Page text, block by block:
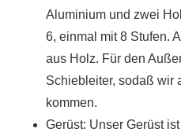
Aluminium und zwei
6, einmal mit 8 Stufen.
aus Holz. Für den
Schiebleiter, sodaß wir
kommen.
Gerüst: Unser Gerüst